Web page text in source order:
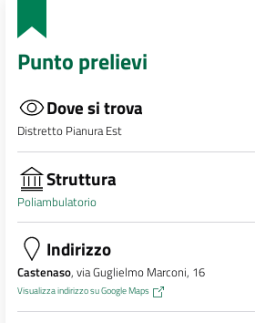
Punto prelievi
Dove si trova
Distretto Pianura Est
Struttura
Poliambulatorio
Indirizzo
Castenaso, via Guglielmo Marconi, 16
Visualizza indirizzo su Google Maps